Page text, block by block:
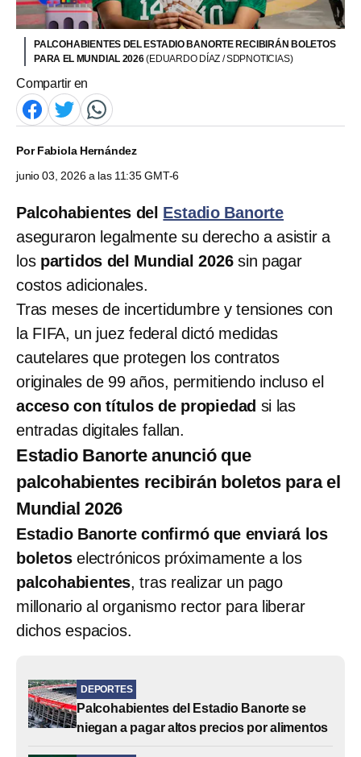
PALCOHABIENTES DEL ESTADIO BANORTE RECIBIRÁN BOLETOS
PARA EL MUNDIAL 2026(EDUARDO DÍAZ / SDPNOTICIAS)
Compartir en
PorFabiola Hernández
junio 03, 2026 a las 11:35 GMT-6
Palcohabientes del Estadio Banorte
aseguraron legalmente su derecho a asistir a
los partidos del Mundial 2026sin pagar
costos adicionales.
Tras meses de incertidumbre y tensiones con
la FIFA, un juez federal dictó medidas
cautelares que protegen los contratos
originales de 99 años, permitiendo incluso el
acceso con títulos de propiedad si las
entradas digitales fallan.
Estadio Banorte anunció que
palcohabientes recibirán boletos para el
Mundial 2026
Estadio Banorte confirmó que enviará los
boletoselectrónicos próximamente a los
palcohabientes, tras realizar un pago
millonario al organismo rector para liberar
dichos espacios.
DEPORTES
Palcohabientes del Estadio Banorte se
niegan a pagar altos precios por alimentos